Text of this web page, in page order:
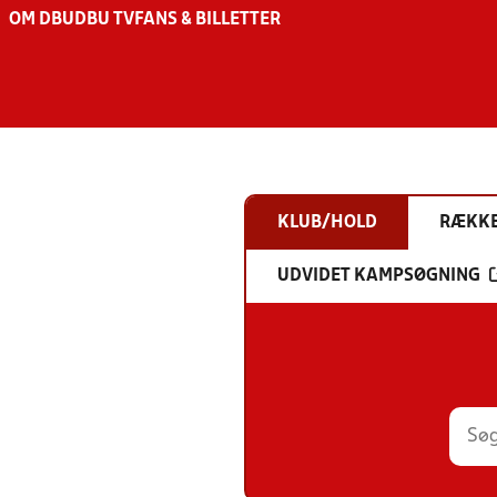
OM DBU DBU TV FANS & BILLETTER
KLUB/HOLD
UDVIDET KAMPSØGNING